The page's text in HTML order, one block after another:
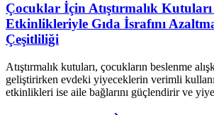
Çocuklar İçin Atıştırmalık
Etkinlikleriyle Gıda İsrafını
Çeşitliliği
Atıştırmalık kutuları, çocukların beslenme
geliştirirken evdeki yiyeceklerin verimli
etkinlikleri ise aile bağlarını güçlendirir ve